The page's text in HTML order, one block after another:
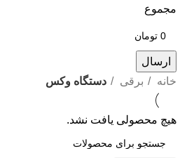
مجموع
خانه برقی دستگاه وکس
هیچ محصولی یافت نشد.